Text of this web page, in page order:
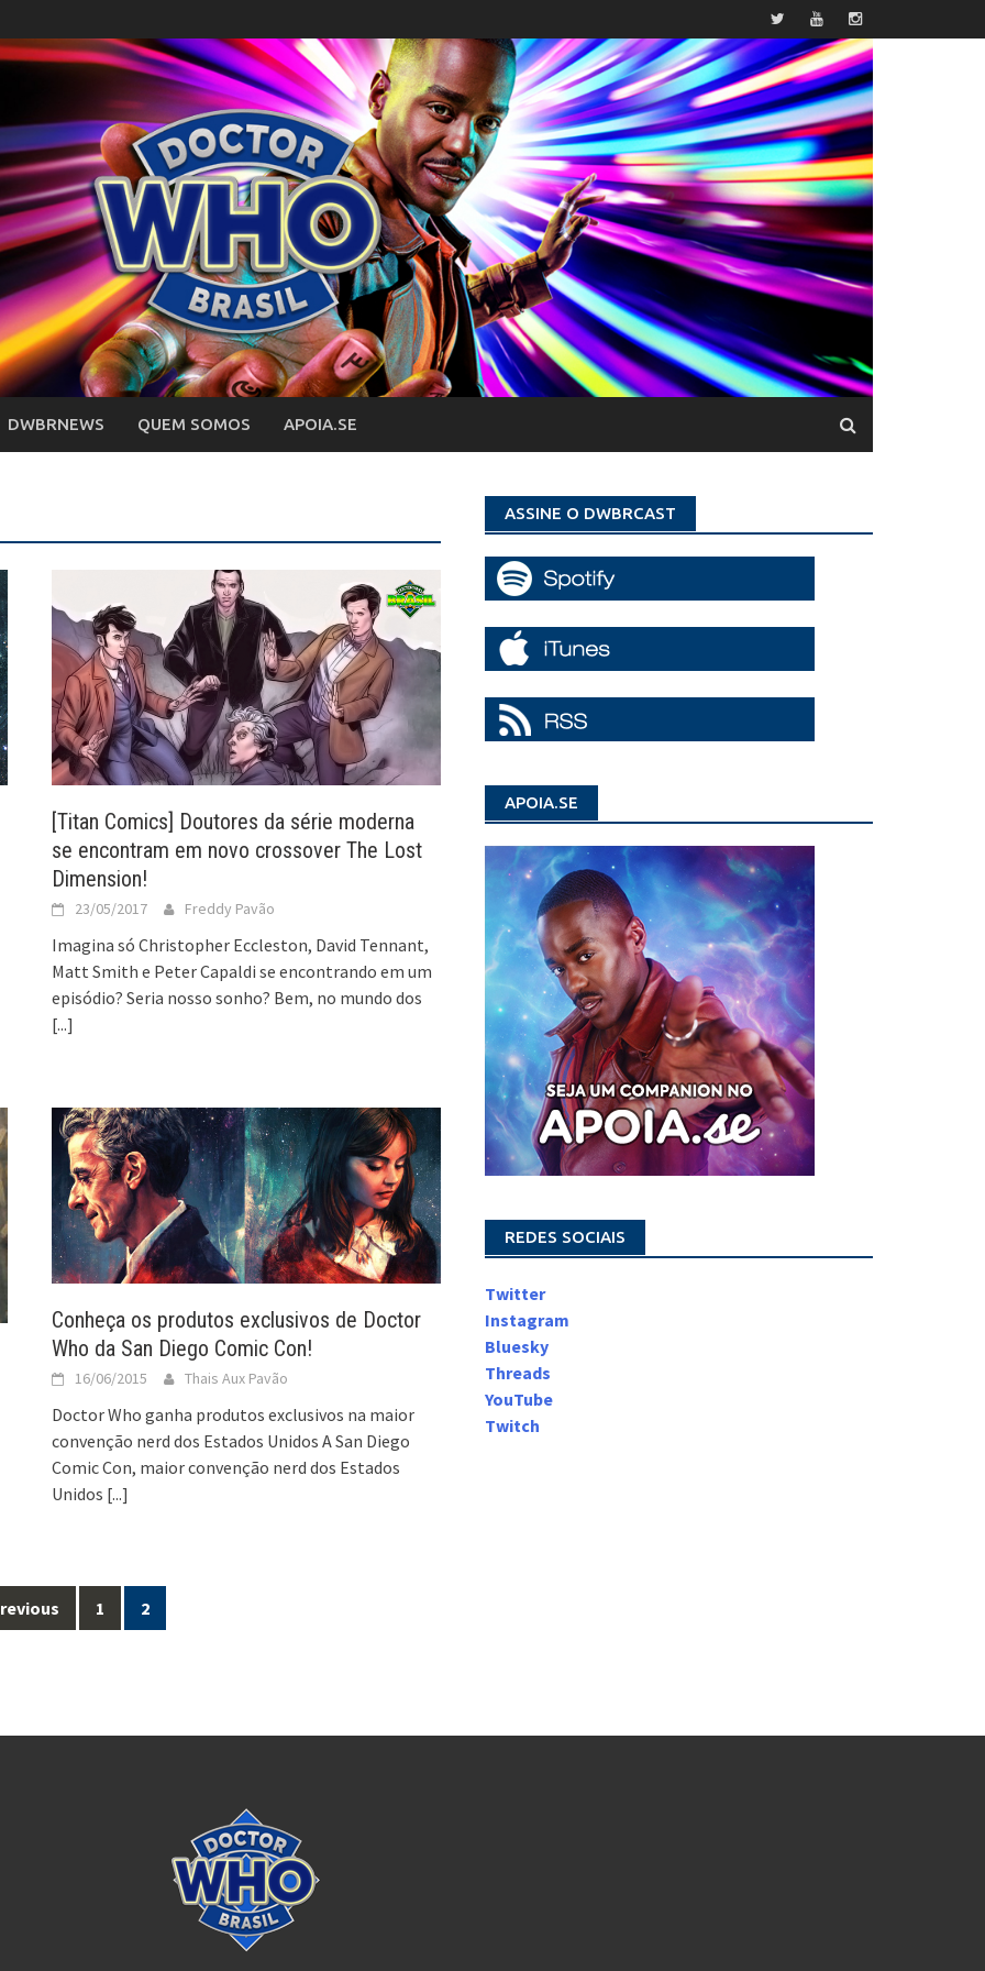
DWBRNEWS QUEM SOMOS APOIA.SE
[Titan Comics] Doutores da série moderna
se encontram em novo crossover The Lost
Dimension!
23/05/2017 Freddy Pavão
Imagina só Christopher Eccleston, David Tennant,
Matt Smith e Peter Capaldi se encontrando em um
episódio? Seria nosso sonho? Bem, no mundo dos
[...]
Conheça os produtos exclusivos de Doctor
Who da San Diego Comic Con!
16/06/2015 Thais Aux Pavão
Doctor Who ganha produtos exclusivos na maior
convenção nerd dos Estados Unidos A San Diego
Comic Con, maior convenção nerd dos Estados
Unidos [...]
1 2
ASSINE O DWBRCAST
APOIA.SE
REDES SOCIAIS
Twitter
Instagram
Bluesky
Threads
YouTube
Twitch